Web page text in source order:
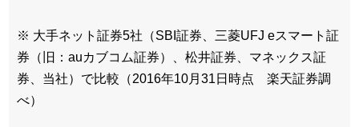
※ 大手ネット証券5社（SBI証券、三菱UFJ eスマート証
券（旧：auカブコム証券）、松井証券、マネックス証
券、当社）で比較（2016年10月31日時点 楽天証券調
べ）